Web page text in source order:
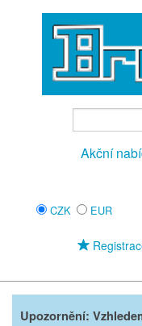
Akční
CZK EUR
Upozornění: